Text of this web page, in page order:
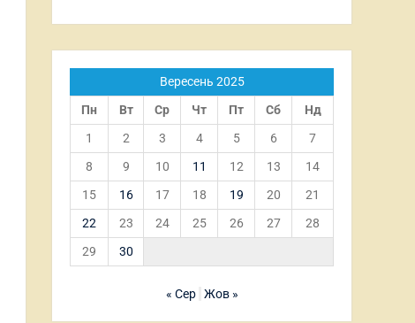
Вересень 2025
Пн
Вт Ср Чт Пт Сб
Нд
1
2 3 4 5 6
7
8
9 10 11 12 13
14
15
16 17 18 19 20
21
22
23 24 25 26 27
28
29
30
« Сер Жов »